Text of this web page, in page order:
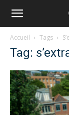
Accueil Tags
Tag: